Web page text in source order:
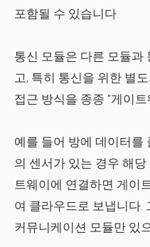
포함될 수 있습니다.
통신 모듈은 다른 모듈과
고, 특히 통신을 위한 별
접근 방식을 종종 "게이
예를 들어 방에 데이터를
의 센서가 있는 경우 해
트웨이에 연결하면 게이
여 클라우드로 보냅니다.
커뮤니케이션 모듈만 있